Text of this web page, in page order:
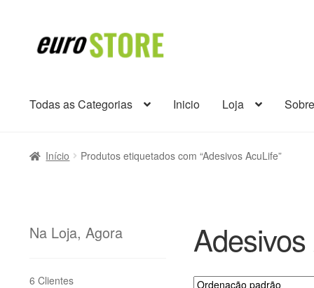
para
Saltar
para
Todas as Categorias
Inicio Loja
Início Produtos etiquetados com “Adesivos AcuLife”
Na Loja, Agora
6 Clientes